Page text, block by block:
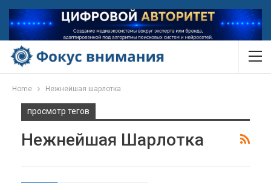
Home Нежнейшая шарлотка
просмотр тегов
Нежнейшая Шарлотка